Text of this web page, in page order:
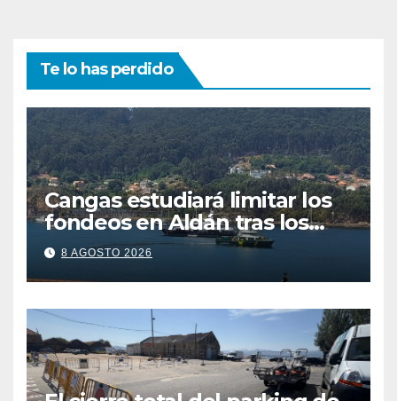
Te lo has perdido
Cangas estudiará limitar los
fondeos en Aldán tras los
últimos episodios de
contaminación en O Con
8 AGOSTO 2026